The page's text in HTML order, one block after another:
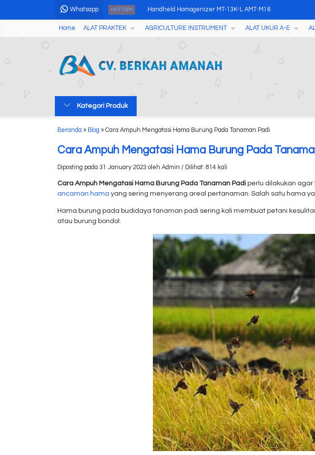
Whatsapp HOT ITEM Handheld Homogenizer MT-13K-L AMT-M16
Stereo Zoom Microscope with LCD HD Tablet
Digital Microscope Camera
Electric Sieve Shaker
Alat Penguji Kekerasan Tablet YD-3
Home ALAT PRAKTEK AGRICULTURE INSTRUMENT ALAT UKUR A-E
Kategori Produk
Beranda » Blog » Cara Ampuh Mengatasi Hama Burung Pada Tanaman Padi
Cara Ampuh Mengatasi Hama Burung Pada
Diposting pada 31 January 2023 oleh Admin / Dilihat: 814 kali
Cara Ampuh Mengatasi Hama Burung Pada Tanaman Padi perlu dilakukan agar
ancaman hama yang sering menyerang areal pertanaman. Salah satu hama
Hama burung pada budidaya tanaman padi sering kali membuat petani
atau burung bondol.